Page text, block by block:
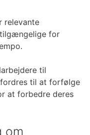
relevante
tilgængelige for
til
til at forfølge
at forbedre deres
om